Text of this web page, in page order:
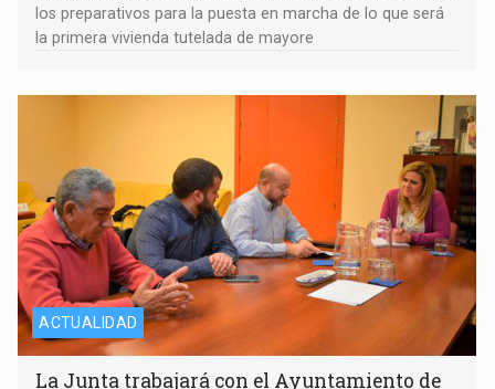
los preparativos para la puesta en marcha de lo que será
la primera vivienda tutelada de mayore
ACTUALIDAD
La Junta trabajará con el Ayuntamiento de